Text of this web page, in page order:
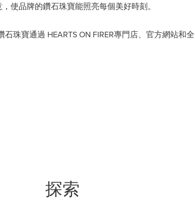
使品牌的鑽石珠寶能照亮每個美好時刻。
珠寶通過 HEARTS ON FIRER專門店、官方網站和全
探索